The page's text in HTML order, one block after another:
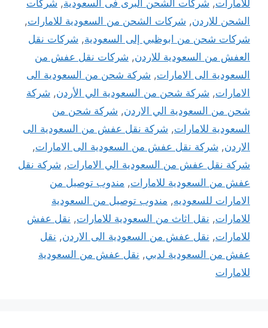
للامارات, شركات الشحن البرى فى السعودية, شركات
الشحن للاردن, شركات الشحن من السعودية للامارات,
شركات شحن من ابوظبي إلى السعودية, شركات نقل
العفش من السعودية للاردن, شركات نقل عفش من
السعودية الى الامارات, شركة شحن من السعودية الى
الامارات, شركة شحن من السعودية الي الأردن, شركة
شحن من السعودية الي الاردن, شركة شحن من
السعودية للامارات, شركة نقل عفش من السعودية الى
الاردن, شركة نقل عفش من السعودية الى الامارات,
شركة نقل عفش من السعودية الي الامارات, شركة نقل
عفش من السعودية للامارات, مندوب توصيل من
الامارات للسعوديه, مندوب توصيل من السعودية
للامارات, نقل اثاث من السعودية للامارات, نقل عفش
للامارات, نقل عفش من السعودية الى الاردن, نقل
عفش من السعودية لدبي, نقل عفش من السعودية
للامارات